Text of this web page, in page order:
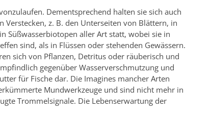
Dementsprechend halten sie sich auch
Verstecken, z. B. den Unterseiten von Blättern, in
Süßwasserbiotopen aller Art statt, wobei sie in
sind, als in Flüssen oder stehenden Gewässern.
sich von Pflanzen, Detritus oder räuberisch und
gegenüber Wasserverschmutzung und
für Fische dar. Die Imagines mancher Arten
Mundwerkzeuge und sind nicht mehr in
Trommelsignale. Die Lebenserwartung der